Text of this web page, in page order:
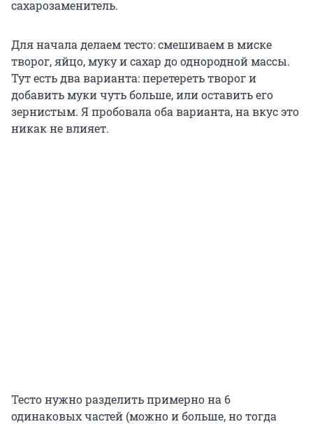
сахарозаменитель.
Для начала делаем тесто: смешиваем в миске
творог, яйцо, муку и сахар до однородной массы.
Тут есть два варианта: перетереть творог и
добавить муки чуть больше, или оставить его
зернистым. Я пробовала оба варианта, на вкус это
никак не влияет.
Тесто нужно разделить примерно на 6
одинаковых частей (можно и больше, но тогда